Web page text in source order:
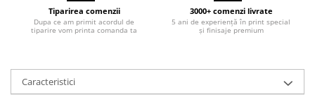
Tiparirea comenzii
Dupa ce am primit acordul de
tiparire vom printa comanda ta
3000+ comenzi livrate
5 ani de experiență în print special
și finisaje premium
Caracteristici